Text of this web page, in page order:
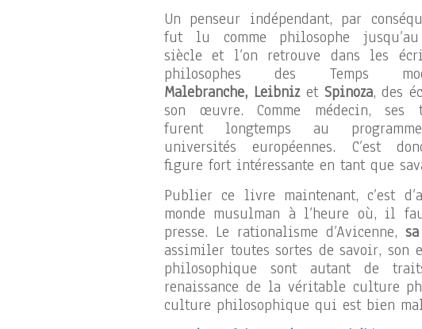
Un penseur indépendant, par
fut lu comme philosophe
siècle et l’on retrouve dans les
philosophes des Temps
Malebranche, Leibnizet Spinoza, des
son œuvre. Comme médecin, ses
furent longtemps au
universités européennes. C’est
figure fort intéressante en tant que
Publier ce livre maintenant, c’est
monde musulman à l’heure où, il
presse. Le rationalisme d’Avicenne,
assimiler toutes sortes de savoir,
philosophique sont autant de
renaissance de la véritable culture
culture philosophique qui est bien